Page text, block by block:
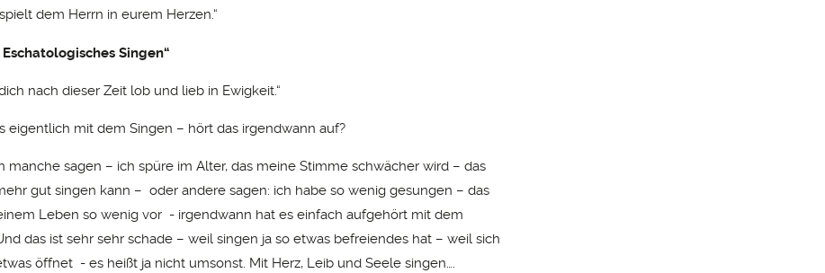
dem Herrn in eurem Herzen.“
Singen“
nach dieser Zeit lob und lieb in Ewigkeit.“
eigentlich mit dem Singen – hört das irgendwann auf?
manche sagen – ich spüre im Alter, das meine Stimme schwächer wird – das
gut singen kann – oder andere sagen: ich habe so wenig gesungen – das
Leben so wenig vor - irgendwann hat es einfach aufgehört mit dem
das ist sehr sehr schade – weil singen ja so etwas befreiendes hat – weil sich
öffnet - es heißt ja nicht umsonst. Mit Herz, Leib und Seele singen….